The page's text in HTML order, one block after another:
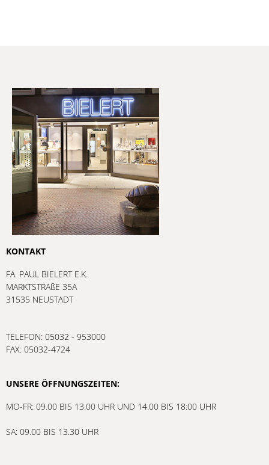
KONTAKT
FA. PAUL BIELERT E.K.
MARKTSTRAßE 35A
31535 NEUSTADT
TELEFON: 05032 - 953000
FAX: 05032-4724
UNSERE ÖFFNUNGSZEITEN:
MO-FR: 09.00 BIS 13.00 UHR UND 14.00 BIS 18:00 UHR
SA: 09.00 BIS 13.30 UHR